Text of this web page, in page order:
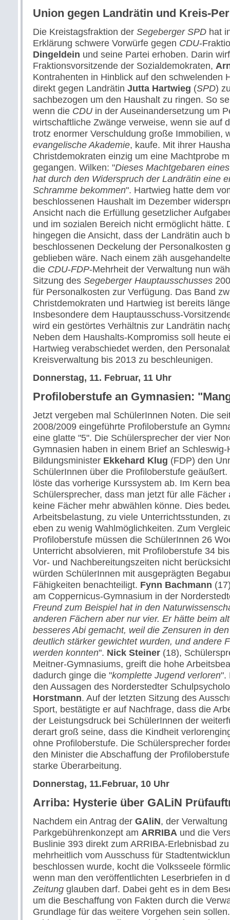
Union gegen Landrätin und Kreis-
Die Kreistagsfraktion der Segeberger SPD hat
Erklärung schwere Vorwürfe gegen CDU-
Dingeldein und seine Partei erhoben. Darin
Fraktionsvorsitzende der Sozialdemokraten,
Kontrahenten in Hinblick auf den schwelenden
direkt gegen Landrätin Jutta Hartwieg (SPD)
sachbezogen um den Haushalt zu ringen. So
wenn die CDU in der Auseinandersetzung um
wirtschaftliche Zwänge verweise, wenn sie auf
trotz enormer Verschuldung große Immobilien,
evangelische Akademie, kaufe. Mit ihrer
Christdemokraten einzig um eine Machtprobe
gegangen. Wilken: "Dieses Machtgebaren
hat durch den Widerspruch der Landrätin eine
Schramme bekommen". Hartwieg hatte dem
beschlossenen Haushalt im Dezember
Ansicht nach die Erfüllung gesetzlicher
und im sozialen Bereich nicht ermöglicht hätte.
hingegen die Ansicht, dass der Landrätin auch
beschlossenen Deckelung der Personalkosten
geblieben wäre. Nach einem zäh
die CDU-FDP-Mehrheit der Verwaltung nun
Sitzung des Segeberger Hauptausschusses
für Personalkosten zur Verfügung. Das Band
Christdemokraten und Hartwieg ist bereits
Insbesondere dem Hauptausschuss-
wird ein gestörtes Verhältnis zur Landrätin
Neben dem Haushalts-Kompromiss soll heute
Hartwieg verabschiedet werden, den
Kreisverwaltung bis 2013 zu beschleunigen.
Donnerstag, 11. Februar, 11 Uhr
Profiloberstufe an Gymnasien:
Jetzt vergeben mal SchülerInnen Noten. Die
2008/2009 eingeführte Profiloberstufe an
eine glatte "5". Die Schülersprecher der vier
Gymnasien haben in einem Brief an Schleswig-
Bildungsminister Ekkehard Klug (FDP) den
SchülerInnen über die Profiloberstufe
löste das vorherige Kurssystem ab. Im Kern
Schülersprecher, dass man jetzt für alle Fächer
keine Fächer mehr abwählen könne. Dies
Arbeitsbelastung, zu viele Unterrichtsstunden,
eben zu wenig Wahlmöglichkeiten. Zum
Profiloberstufe müssen die SchülerInnen 26
Unterricht absolvieren, mit Profiloberstufe 34
Vor- und Nachbereitungszeiten nicht
würden SchülerInnen mit ausgeprägten
Fähigkeiten benachteiligt. Fynn Bachmann
am Coppernicus-Gymnasium in der
Freund zum Beispiel hat in den
anderen Fächern aber nur vier. Er hätte beim
besseres Abi gemacht, weil die Zensuren in
deutlich stärker gewichtet wurden, und andere
werden konnten". Nick Steiner (18),
Meitner-Gymnasiums, greift die hohe
dadurch ginge die "komplette Jugend verloren".
den Aussagen des Norderstedter
Horstmann. Auf der letzten Sitzung des
Sport, bestätigte er auf Nachfrage, dass die
der Leistungsdruck bei SchülerInnen der
derart groß seine, dass die Kindheit
ohne Profiloberstufe. Die Schülersprecher
den Minister die Abschaffung der
starke Überarbeitung.
Donnerstag, 11.Februar, 10 Uhr
Arriba: Hysterie über GALiN
Nachdem ein Antrag der GAliN, der
Parkgebührenkonzept am ARRIBA und die
Buslinie 393 direkt zum ARRIBA-Erlebnisbad
mehrheitlich vom Ausschuss für
beschlossen wurde, kocht die Volksseele
wenn man den veröffentlichten Leserbriefen in
Zeitung glauben darf. Dabei geht es in dem
um die Beschaffung von Fakten durch die
Grundlage für das weitere Vorgehen sein